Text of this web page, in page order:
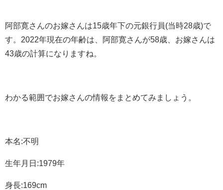
阿部寛さんのお嫁さんは15歳年下の元銀行員(当時28歳)で
す。 2022年現在の年齢は、阿部寛さんが58歳、お嫁さんは
43歳の計算になりますね。
わかる範囲でお嫁さんの情報をまとめてみましょう。
本名:不明
生年月日 :1979年
身長:169cm